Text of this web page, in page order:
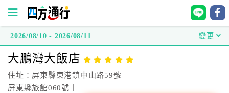
方
通
行
2026/08/10 - 2026/08/11 變更
大鵬灣大飯店
住址：屏東縣東港鎮中山路59號
屏東縣旅館060號｜